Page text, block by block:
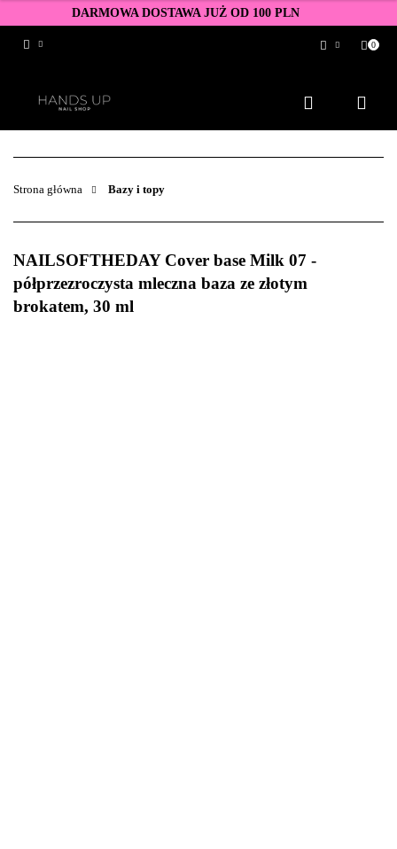
DARMOWA DOSTAWA JUŻ OD 100 PLN
Zarejestruj się
Dodaj zgłoszenie
Zgody cookies
0
Strona główna Bazy i topy
NAILSOFTHEDAY Cover base Milk 07 -
półprzezroczysta mleczna baza ze złotym
brokatem, 30 ml